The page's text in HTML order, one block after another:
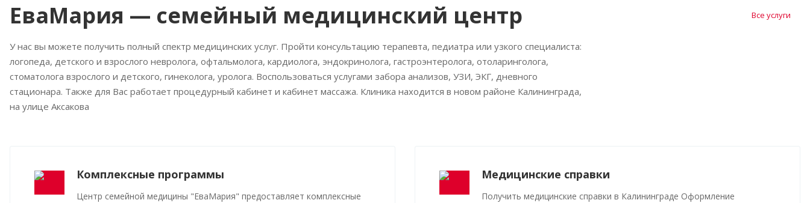
Все услуги
ЕваМария — семейный медицинский центр
У нас вы можете получить полный спектр медицинских услуг. Пройти консультацию терапевта, педиатра или узкого специалиста:
логопеда, детского и взрослого невролога, офтальмолога, кардиолога, эндокринолога, гастроэнтеролога, отоларинголога,
стоматолога взрослого и детского, гинеколога, уролога. Воспользоваться услугами забора анализов, УЗИ, ЭКГ, дневного
стационара. Также для Вас работает процедурный кабинет и кабинет массажа. Клиника находится в новом районе Калининграда,
на улице Аксакова
Комплексные программы
Центр семейной медицины "ЕваМария" предоставляет комплексные
Медицинские справки
Получить медицинские справки в Калининграде Оформление